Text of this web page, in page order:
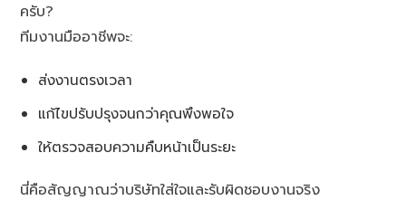
ครับ?
ทีมงานมืออาชีพจะ:
ส่งงานตรงเวลา
แก้ไขปรับปรุงจนกว่าคุณพึงพอใจ
ให้ตรวจสอบความคืบหน้าเป็นระยะ
นี่คือสัญญาณว่าบริษัทใส่ใจและรับผิดชอบงานจริง